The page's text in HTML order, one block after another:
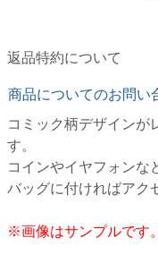
返品特約について
商品についてのお問い
コミック柄デザインが
す。
コインやイヤフォンな
バッグに付ければアク
※画像はサンプルです